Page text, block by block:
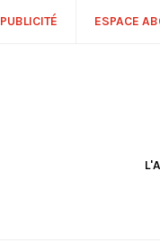
PUBLICITÉ ESPACE